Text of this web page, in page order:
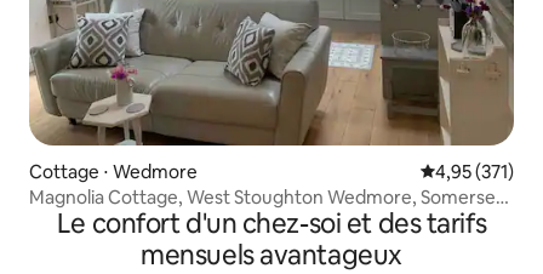
Cottage ⋅ Wedmore Évaluation
4,95 (371)
Magnolia Cottage, West Stoughton Wedmore, Somerset,
Angleterre
Le confort d'un chez-soi et des tarifs
mensuels avantageux